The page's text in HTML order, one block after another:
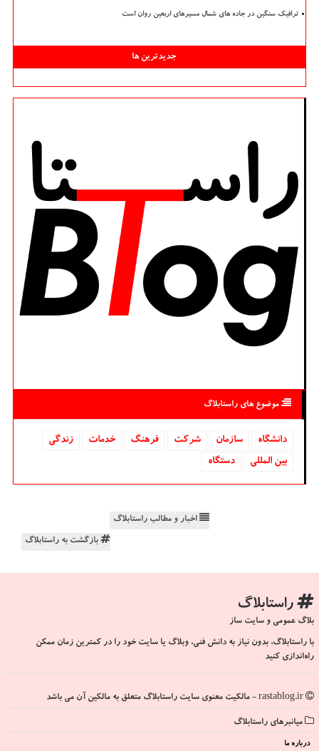
ترافیک سنگین در جاده های شمال مسیرهای اربعین روان است
جدیدترین ها
موضوع های راستابلاگ
دانشگاه‌ سازمان شركت فرهنگ خدمات
زندگی
بین المللی
دستگاه
اخبار و مطالب راستابلاگ
بازگشت به راستابلاگ
راستابلاگ
بلاگ عمومی و سایت ساز
با راستابلاگ، بدون نیاز به دانش فنی، وبلاگ یا سایت خود را در کمترین زمان ممکن
راه‌اندازی کنید
میانبرهای راستابلاگ
درباره ما